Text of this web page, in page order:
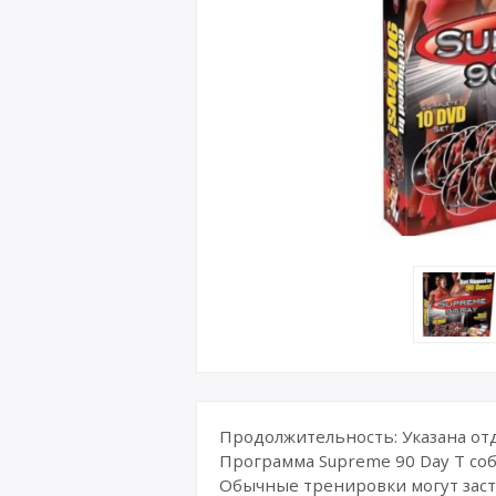
Продолжительность: Указана
Программа Supreme 90 Day T
Обычные тренировки могут